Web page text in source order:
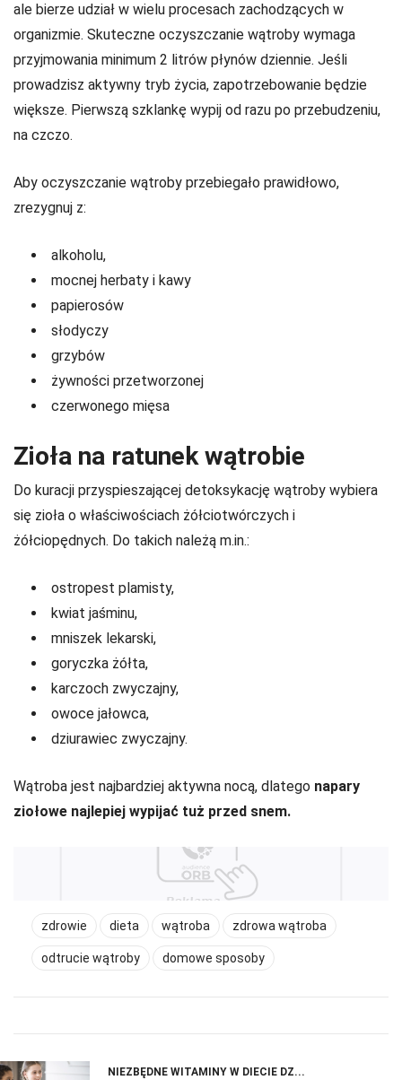
ale bierze udział w wielu procesach zachodzących w
organizmie. Skuteczne oczyszczanie wątroby wymaga
przyjmowania minimum 2 litrów płynów dziennie. Jeśli
prowadzisz aktywny tryb życia, zapotrzebowanie będzie
większe. Pierwszą szklankę wypij od razu po przebudzeniu,
na czczo.
Aby oczyszczanie wątroby przebiegało prawidłowo,
zrezygnuj z:
alkoholu,
mocnej herbaty i kawy
papierosów
słodyczy
grzybów
żywności przetworzonej
czerwonego mięsa
Zioła na ratunek wątrobie
Do kuracji przyspieszającej detoksykację wątroby wybiera
się zioła o właściwościach żółciotwórczych i
żółciopędnych. Do takich należą m.in.:
ostropest plamisty,
kwiat jaśminu,
mniszek lekarski,
goryczka żółta,
karczoch zwyczajny,
owoce jałowca,
dziurawiec zwyczajny.
Wątroba jest najbardziej aktywna nocą, dlatego napary
ziołowe najlepiej wypijać tuż przed snem.
zdrowie dieta wątroba zdrowa wątroba
odtrucie wątroby domowe sposoby
NIEZBĘDNE WITAMINY W DIECIE DZ...